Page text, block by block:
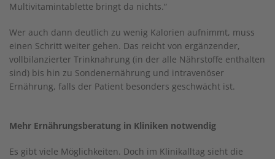
Multivitamintablette bringt da nichts.“
Wer auch dann deutlich zu wenig Kalorien aufnimmt, muss
einen Schritt weiter gehen. Das reicht von ergänzender,
vollbilanzierter Trinknahrung (in der alle Nährstoffe enthalten
sind) bis hin zu Sondenernährung und intravenöser
Ernährung, falls der Patient besonders geschwächt ist.
Mehr Ernährungsberatung in Kliniken notwendig
Es gibt viele Möglichkeiten. Doch im Klinikalltag sieht die